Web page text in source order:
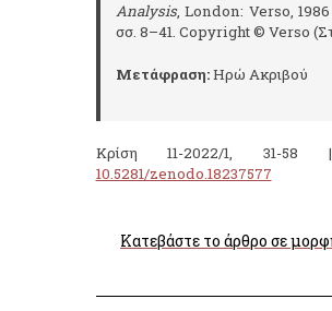
Analysis, London: Verso, 1986
σσ. 8–41. Copyright © Verso
Μετάφραση:Ηρώ Ακριβού
Κρίση 11-2022/1, 31-
10.5281/zenodo.18237577
Κατεβάστε το άρθρο σε